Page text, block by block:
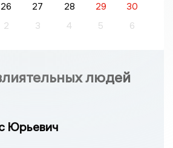
26 27 28 29
30
2 3 4 5 6
людей
Юрьевич